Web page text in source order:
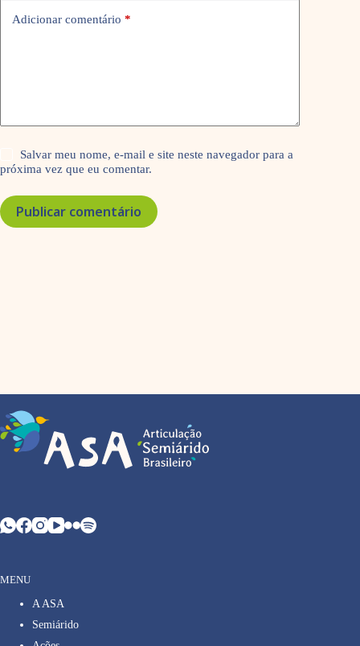
Adicionar comentário *
Salvar meu nome, e-mail e site neste navegador para a
próxima vez que eu comentar.
Publicar comentário
MENU
A ASA
Semiárido